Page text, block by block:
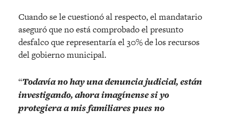
Cuando se le cuestionó al respecto, el mandatario
aseguró que no está comprobado el presunto
desfalco que representaría el 30% de los recursos
del gobierno municipal.
“Todavía no hay una denuncia judicial, están
investigando, ahora imagínense si yo
protegiera a mis familiares pues no